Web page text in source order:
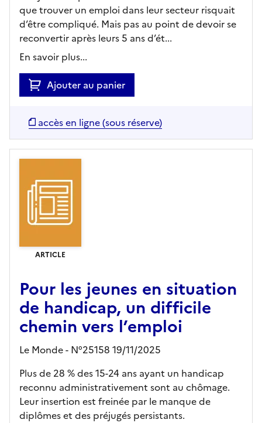
que trouver un emploi dans leur secteur risquait
d’être compliqué. Mais pas au point de devoir se
reconvertir après leurs 5 ans d’ét...
En savoir plus...
Ajouter au panier
accès en ligne (sous réserve)
ARTICLE
Pour les jeunes en situation
de handicap, un difficile
chemin vers l’emploi
Le Monde - N°25158 19/11/2025
Plus de 28 % des 15-24 ans ayant un handicap
reconnu administrativement sont au chômage.
Leur insertion est freinée par le manque de
diplômes et des préjugés persistants.